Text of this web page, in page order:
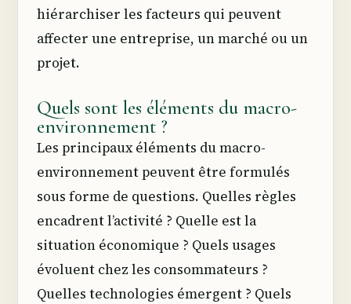
hiérarchiser les facteurs qui peuvent
affecter une entreprise, un marché ou un
projet.
Quels sont les éléments du macro-
environnement ?
Les principaux éléments du macro-
environnement peuvent être formulés
sous forme de questions. Quelles règles
encadrent l’activité ? Quelle est la
situation économique ? Quels usages
évoluent chez les consommateurs ?
Quelles technologies émergent ? Quels